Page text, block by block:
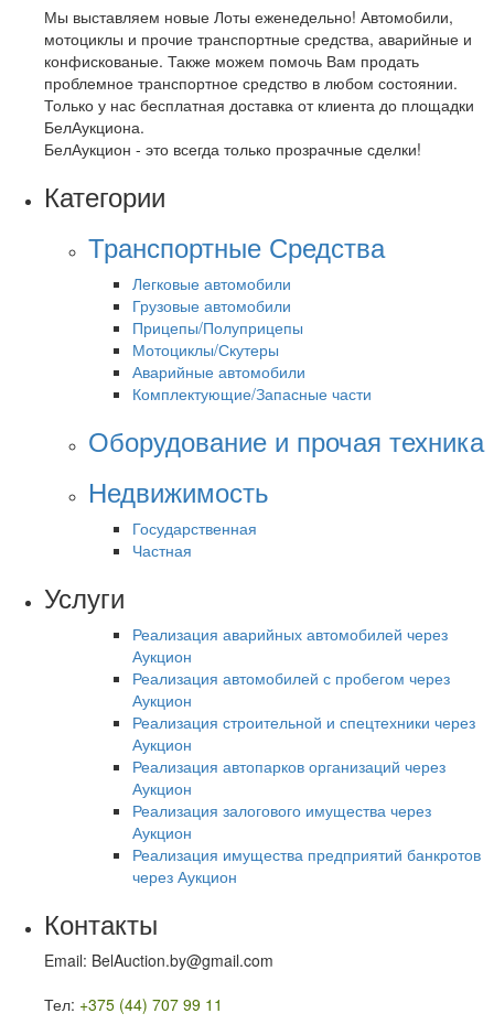
Мы выставляем новые Лоты еженедельно! Автомобили,
мотоциклы и прочие транспортные средства, аварийные и
конфискованые. Также можем помочь Вам продать
проблемное транспортное средство в любом состоянии.
Только у нас бесплатная доставка от клиента до площадки
БелАукциона.
БелАукцион - это всегда только прозрачные сделки!
Категории
Транспортные Средства
Легковые автомобили
Грузовые автомобили
Прицепы/Полуприцепы
Мотоциклы/Скутеры
Аварийные автомобили
Комплектующие/Запасные части
Оборудование и прочая техника
Недвижимость
Государственная
Частная
Услуги
Реализация аварийных автомобилей через
Аукцион
Реализация автомобилей с пробегом через
Аукцион
Реализация строительной и спецтехники через
Аукцион
Реализация автопарков организаций через
Аукцион
Реализация залогового имущества через
Аукцион
Реализация имущества предприятий банкротов
через Аукцион
Контакты
Email: BelAuction.by@gmail.com
Тел: +375 (44) 707 99 11